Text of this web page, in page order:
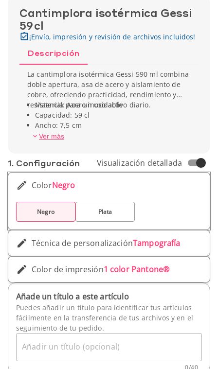
Cantimplora isotérmica Gessi
59 cl
¡Envío, impresión y revisión de archivos incluidos!
Descripción
La cantimplora isotérmica Gessi 590 ml combina
doble apertura, asa de acero y aislamiento de
cobre, ofreciendo practicidad, rendimiento y
resistencia para un uso activo diario.
Material: Acero inoxidable
Capacidad: 59 cl
Ancho: 7,5 cm
Altura: 23,5 cm
Ver más
1. Conf­iguración Visualización detallada
ColorNegro
Negro Plata
Técnica de personalizaciónTampografía
Color de impresión1 color Pantone®
Añade un título a este artículo
Puedes añadir un título para identificar tus artículos
fácilmente en la transferencia de tus archivos y en el
seguimiento de tu pedido.
Añadir un título (opcional)
0/40